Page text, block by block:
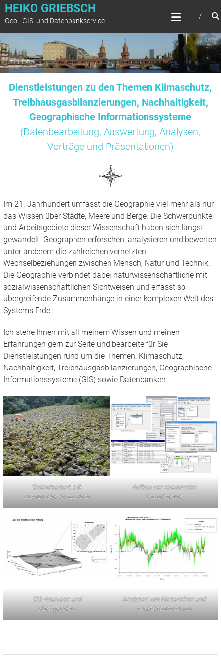
Zum
springen
HEIKO GRIEBSCH
Geo-, GIS- und Datenbankservice
Dienstleistungen zu den Themen Klimaschutz,
Treibhausgasbilanzierungen, Nachhaltigkeit,
Geographische Informationssysteme
(Datenbearbeitung, Auswertung, Analysen,
Vorträge und Präsentationen)
Im 21. Jahrhundert umfasst die Geographie viel mehr als nur
das Wissen über Städte, Meere und Berge. Die Schwerpunkte
und Arbeitsgebiete dieser Wissenschaft haben sich längst
gewandelt. Geographen erforschen, analysieren und bewerten
unter anderem die zahlreichen vernetzten
Wechselbeziehungen zwischen Mensch, Natur und Technik.
Die Geographie verbindet dabei naturwissenschaftliche mit
sozialwissenschaftlichen Sichtweisen und erfasst so
übergreifende Zusammenhänge in einer komplexen Welt des
Systems Erde.
Ich stehe Ihnen mit all meinem Wissen und meinen
Erfahrungen gern zur Seite und bearbeite für Sie
Dienstleistungen rund um die Themen: Klimaschutz,
Nachhaltigkeit, Treibhausgasbilanzierungen, Geographische
Informationssysteme (GIS) sowie Datenbanken.
Geländearbeit, z.B.
Blockhalden in der Rhön
Aufbau von relationalen
Datenbanken
GIS-Analysen und
Kartographie
Analysen von Messreihen und
statistischen Daten